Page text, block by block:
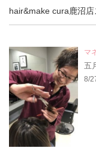
hair&make cura鹿沼店
マ
五
8/